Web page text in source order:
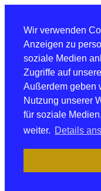
Wir verwenden
Anzeigen zu
soziale Medien
Zugriffe auf
Außerdem geben
Nutzung unserer
für soziale
weiter. Details